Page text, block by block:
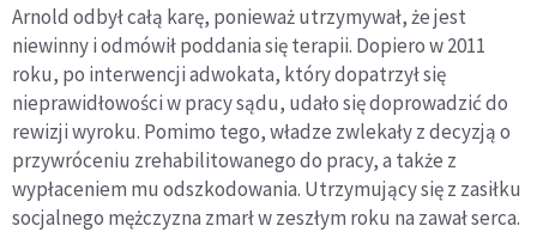
Arnold odbył całą karę, ponieważ utrzymywał, że jest
niewinny i odmówił poddania się terapii. Dopiero w 2011
roku, po interwencji adwokata, który dopatrzył się
nieprawidłowości w pracy sądu, udało się doprowadzić do
rewizji wyroku. Pomimo tego, władze zwlekały z decyzją o
przywróceniu zrehabilitowanego do pracy, a także z
wypłaceniem mu odszkodowania. Utrzymujący się z zasiłku
socjalnego mężczyzna zmarł w zeszłym roku na zawał serca.